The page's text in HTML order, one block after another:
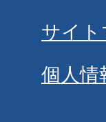
サイ
個人情